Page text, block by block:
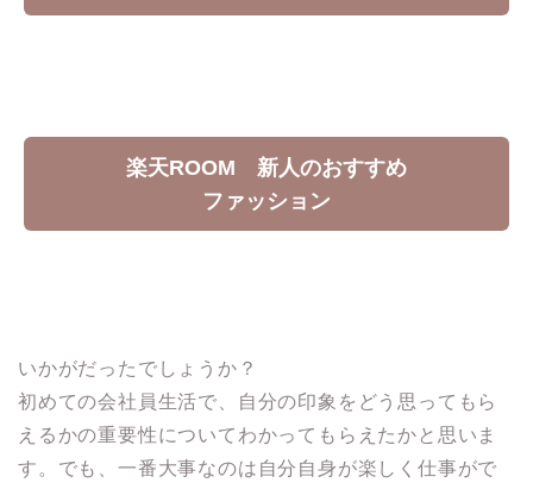
楽天ROOM 新人のおすすめ
ファッション
いかがだったでしょうか？
初めての会社員生活で、自分の印象をどう思ってもら
えるかの重要性についてわかってもらえたかと思いま
す。でも、一番大事なのは自分自身が楽しく仕事がで